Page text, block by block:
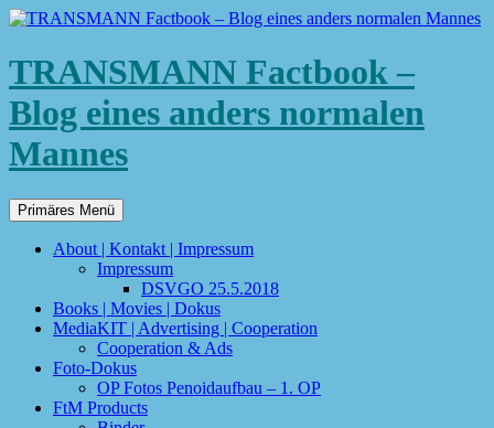
TRANSMANN Factbook –
Blog eines anders normalen
Mannes
Suchen
Primäres Menü Zum
Inhalt
springen
About | Kontakt | Impressum
Impressum
DSVGO 25.5.2018
Books | Movies | Dokus
MediaKIT | Advertising | Cooperation
Cooperation & Ads
Foto-Dokus
OP Fotos Penoidaufbau – 1. OP
FtM Products